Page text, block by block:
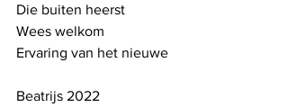
Die buiten heerst
Wees welkom
Ervaring van het nieuwe
Beatrijs 2022